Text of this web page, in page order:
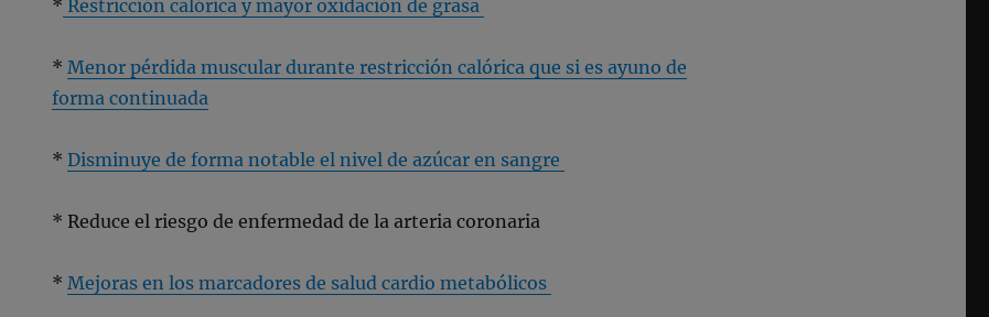
* Restricción calórica y mayor oxidación de grasa
*Menor pérdida muscular durante restricción calórica que si es ayuno de
forma continuada
*Disminuye de forma notable el nivel de azúcar en sangre
* Reduce el riesgo de enfermedad de la arteria coronaria
*Mejoras en los marcadores de salud cardio metabólicos